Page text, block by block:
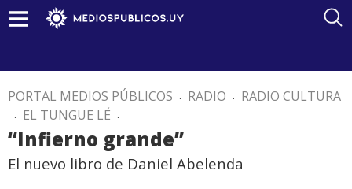
PORTAL MEDIOS PÚBLICOS . RADIO . RADIO CULTURA
. EL TUNGUE LÉ .
“Infierno grande”
El nuevo libro de Daniel Abelenda